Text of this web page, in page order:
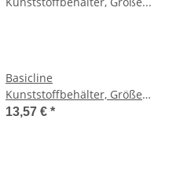
Basicline
Kunststoffbehälter, Größe
40x30x32cm auf Europalette
13,57 € *